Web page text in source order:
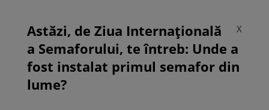
X
Astăzi, de Ziua Internațională
a Semaforului, te întreb: Unde a
fost instalat primul semafor din
lume?